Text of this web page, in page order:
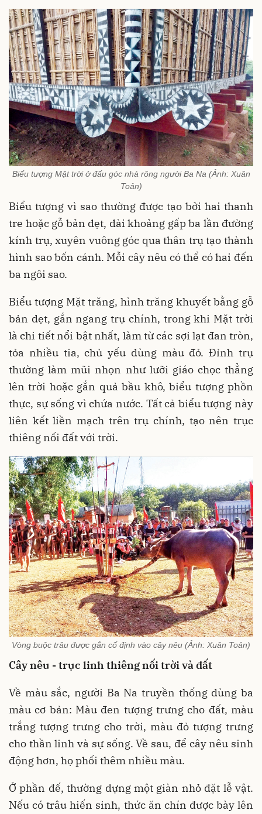
Biểu tượng Mặt trời ở đấu góc nhà rông người Ba Na (Ảnh: Xuân
Toản)
Biểu tượng vì sao thường được tạo bởi hai thanh
tre hoặc gỗ bản dẹt, dài khoảng gấp ba lần đường
kính trụ, xuyên vuông góc qua thân trụ tạo thành
hình sao bốn cánh. Mỗi cây nêu có thể có hai đến
ba ngôi sao.
Biểu tượng Mặt trăng, hình trăng khuyết bằng gỗ
bản dẹt, gắn ngang trụ chính, trong khi Mặt trời
là chi tiết nổi bật nhất, làm từ các sợi lạt đan tròn,
tỏa nhiều tia, chủ yếu dùng màu đỏ. Đỉnh trụ
thường làm mũi nhọn như lưỡi giáo chọc thẳng
lên trời hoặc gắn quả bầu khô, biểu tượng phồn
thực, sự sống vì chứa nước. Tất cả biểu tượng này
liên kết liền mạch trên trụ chính, tạo nên trục
thiêng nối đất với trời.
Vòng buộc trâu được gắn cố định vào cây nêu (Ảnh: Xuân Toản)
Cây nêu - trục linh thiêng nối trời và đất
Về màu sắc, người Ba Na truyền thống dùng ba
màu cơ bản: Màu đen tượng trưng cho đất, màu
trắng tượng trưng cho trời, màu đỏ tượng trưng
cho thần linh và sự sống. Về sau, để cây nêu sinh
động hơn, họ phối thêm nhiều màu.
Ở phần đế, thường dựng một giàn nhỏ đặt lễ vật.
Nếu có trâu hiến sinh, thức ăn chín được bày lên